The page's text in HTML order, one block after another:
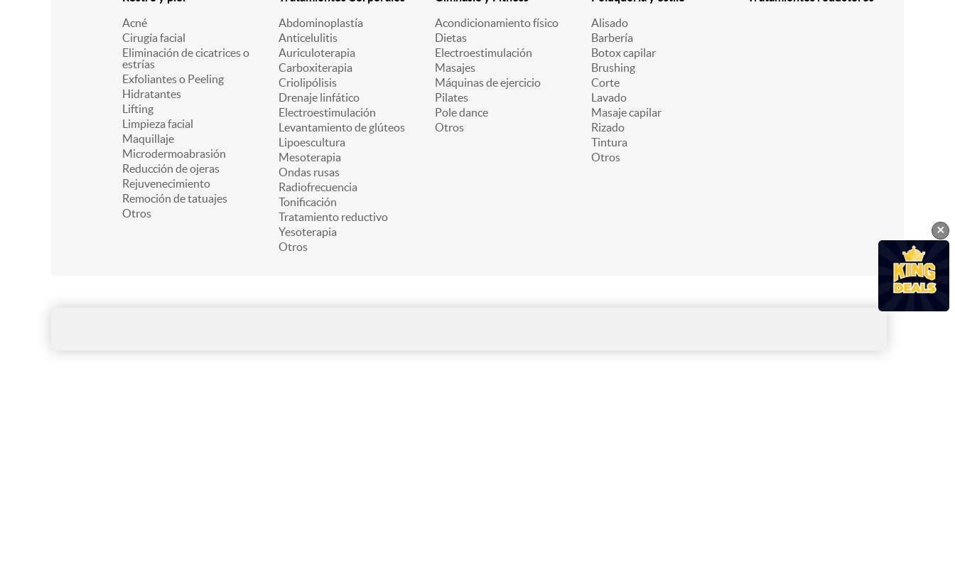
Acné
Cirugía facial
Eliminación de cicatrices o
estrías
Exfoliantes o Peeling
Hidratantes
Lifting
Limpieza facial
Maquillaje
Microdermoabrasión
Reducción de ojeras
Rejuvenecimiento
Remoción de tatuajes
Otros
Abdominoplastía
Anticelulitis
Auriculoterapia
Carboxiterapia
Criolipólisis
Drenaje linfático
Electroestimulación
Levantamiento de glúteos
Lipoescultura
Mesoterapia
Ondas rusas
Radiofrecuencia
Tonificación
Tratamiento reductivo
Yesoterapia
Otros
Acondicionamiento físico
Dietas
Electroestimulación
Masajes
Máquinas de ejercicio
Pilates
Pole dance
Otros
Alisado
Barbería
Botox capilar
Brushing
Corte
Lavado
Masaje capilar
Rizado
Tintura
Otros
×